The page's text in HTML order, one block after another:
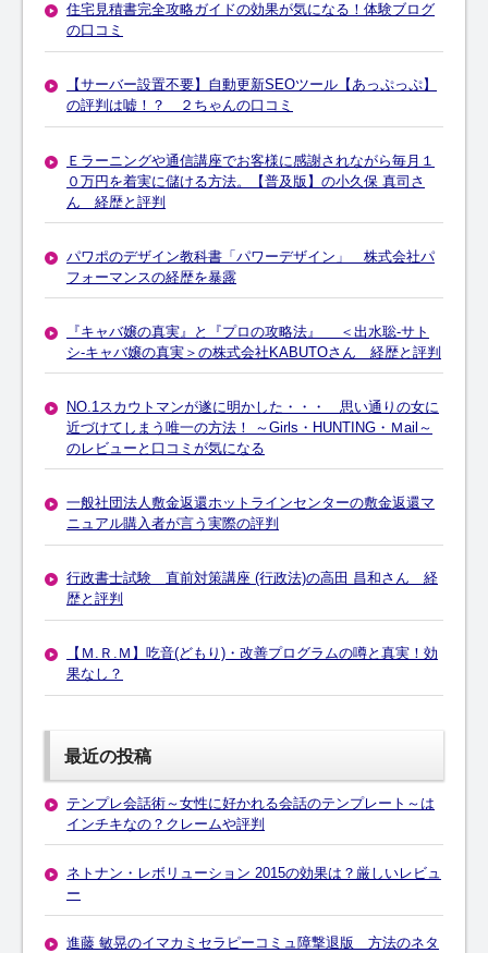
住宅見積書完全攻略ガイドの効果が気になる！体験ブログ
の口コミ
【サーバー設置不要】自動更新SEOツール【あっぷっぷ】
の評判は嘘！？ ２ちゃんの口コミ
Ｅラーニングや通信講座でお客様に感謝されながら毎月１
０万円を着実に儲ける方法。【普及版】の小久保 真司さ
ん 経歴と評判
パワポのデザイン教科書「パワーデザイン」 株式会社パ
フォーマンスの経歴を暴露
『キャバ嬢の真実』と『プロの攻略法』 ＜出水聡‐サト
シ-キャバ嬢の真実＞の株式会社KABUTOさん 経歴と評判
NO.1スカウトマンが遂に明かした・・・ 思い通りの女に
近づけてしまう唯一の方法！ ～Girls・HUNTING・Ｍail～
のレビューと口コミが気になる
一般社団法人敷金返還ホットラインセンターの敷金返還マ
ニュアル購入者が言う実際の評判
行政書士試験 直前対策講座 (行政法)の高田 昌和さん 経
歴と評判
【Ｍ.Ｒ.Ｍ】吃音(どもり)・改善プログラムの噂と真実！効
果なし？
最近の投稿
テンプレ会話術～女性に好かれる会話のテンプレート～は
インチキなの？クレームや評判
ネトナン・レボリューション 2015の効果は？厳しいレビュ
ー
進藤 敏晃のイマカミセラピーコミュ障撃退版 方法のネタ